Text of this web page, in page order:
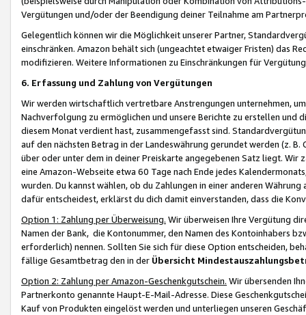
Vergütungen und/oder der Beendigung deiner Teilnahme am
Gelegentlich können wir die Möglichkeit unserer Partner,
einschränken. Amazon behält sich (ungeachtet etwaiger Fristen) das
modifizieren. Weitere Informationen zu Einschränkungen für
6. Erfassung und Zahlung von Vergütungen
Wir werden wirtschaftlich vertretbare Anstrengungen unternehmen,
Nachverfolgung zu ermöglichen und unsere Berichte zu erstellen und
diesem Monat verdient hast, zusammengefasst sind.
auf den nächsten Betrag in der Landeswährung gerundet werden (z.
über oder unter dem in deiner Preiskarte angegebenen Satz liegt.
eine Amazon-Webseite etwa 60 Tage nach Ende jedes
wurden. Du kannst wählen, ob du Zahlungen in einer anderen
dafür entscheidest, erklärst du dich damit einverstanden, dass die
Option 1: Zahlung per Überweisung. Wir überweisen Ihre Vergütung
Namen der Bank, die Kontonummer, den Namen des Kontoinhabers
erforderlich) nennen. Sollten Sie sich für diese Option entscheiden,
fällige Gesamtbetrag den in der Übersicht
Option 2: Zahlung per Amazon-Geschenkgutschein. Wir übersenden
Partnerkonto genannte Haupt-E-Mail-Adresse. Diese
Kauf von Produkten eingelöst werden und unterliegen unseren